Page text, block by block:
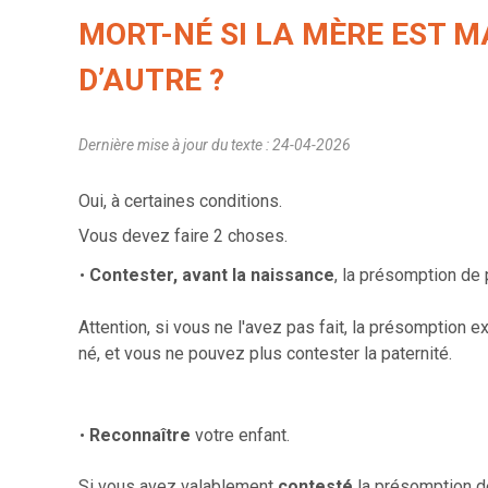
MORT-NÉ SI LA MÈRE EST
D’AUTRE ?
Dernière mise à jour du texte : 24-04-2026
Oui, à certaines conditions.
Vous devez faire 2 choses.
Contester, avant la naissance, la présomption de
Attention, si vous ne l'avez pas fait, la présomption
né, et vous ne pouvez plus contester la paternité.
Reconnaître votre enfant.